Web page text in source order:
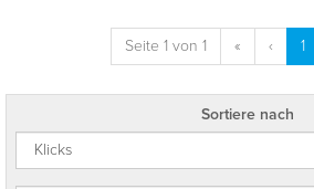
Seite 1 von 1 « ‹ 1
Sortiere nach